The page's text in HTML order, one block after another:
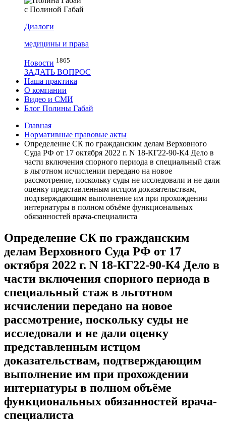
с Полиной Габай
Диалоги
медицины и права
Новости 1865
ЗАДАТЬ ВОПРОС
Наша практика
О компании
Видео и СМИ
Блог Полины Габай
Главная
Нормативные правовые акты
Определение СК по гражданским делам Верховного
Суда РФ от 17 октября 2022 г. N 18-КГ22-90-К4 Дело в
части включения спорного периода в специальный стаж
в льготном исчислении передано на новое
рассмотрение, поскольку суды не исследовали и не дали
оценку представленным истцом доказательствам,
подтверждающим выполнение им при прохождении
интернатуры в полном объёме функциональных
обязанностей врача-специалиста
Определение СК по гражданским
делам Верховного Суда РФ от 17
октября 2022 г. N 18-КГ22-90-К4 Дело в
части включения спорного периода в
специальный стаж в льготном
исчислении передано на новое
рассмотрение, поскольку суды не
исследовали и не дали оценку
представленным истцом
доказательствам, подтверждающим
выполнение им при прохождении
интернатуры в полном объёме
функциональных обязанностей врача-
специалиста